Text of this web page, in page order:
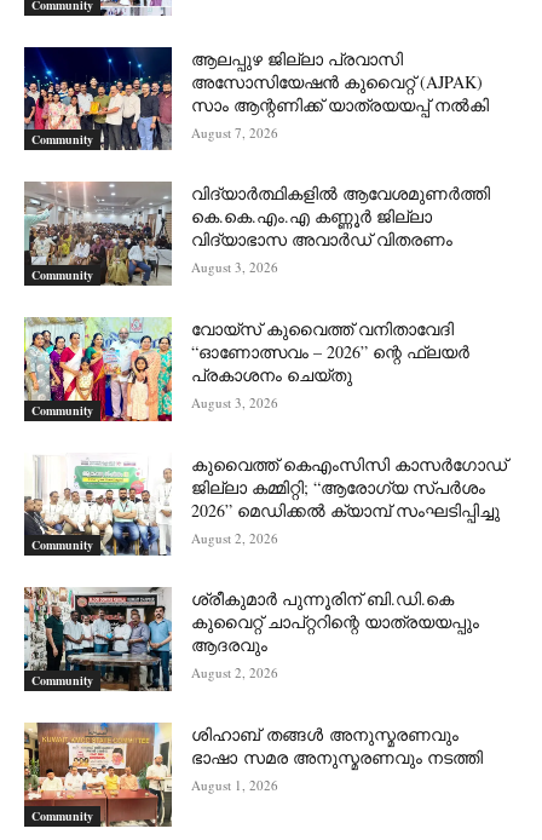
Community
Community
ആലപ്പുഴ ജില്ലാ പ്രവാസി
അസോസിയേഷൻ കുവൈറ്റ് (AJPAK)
സാം ആന്റണിക്ക് യാത്രയയപ്പ് നൽകി
August 7, 2026
Community
വിദ്യാർത്ഥികളിൽ ആവേശമുണർത്തി
കെ.കെ.എം.എ കണ്ണൂർ ജില്ലാ
വിദ്യാഭാസ അവാർഡ് വിതരണം
August 3, 2026
Community
വോയ്സ് കുവൈത്ത് വനിതാവേദി
“ഓണോത്സവം – 2026” ന്റെ ഫ്ലയർ
പ്രകാശനം ചെയ്തു
August 3, 2026
Community
കുവൈത്ത് കെഎംസിസി കാസർഗോഡ്
ജില്ലാ കമ്മിറ്റി; “ആരോഗ്യ സ്പർശം
2026” മെഡിക്കൽ ക്യാമ്പ് സംഘടിപ്പിച്ചു
August 2, 2026
Community
ശ്രീകുമാർ പുന്നൂരിന് ബി.ഡി.കെ
കുവൈറ്റ് ചാപ്റ്ററിന്റെ യാത്രയയപ്പും
ആദരവും
August 2, 2026
Community
ശിഹാബ് തങ്ങൾ അനുസ്മരണവും
ഭാഷാ സമര അനുസ്മരണവും നടത്തി
August 1, 2026